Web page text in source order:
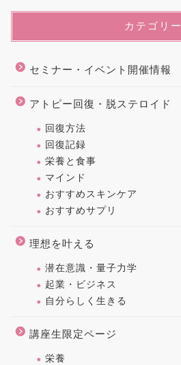
カテゴリー
セミナー・イベント開催情報
アトピー回復・脱ステロイド
回復方法
回復記録
栄養と食事
マインド
おすすめスキンケア
おすすめサプリ
理想を叶える
潜在意識・量子力学
起業・ビジネス
自分らしく生きる
講座生限定ページ
栄養